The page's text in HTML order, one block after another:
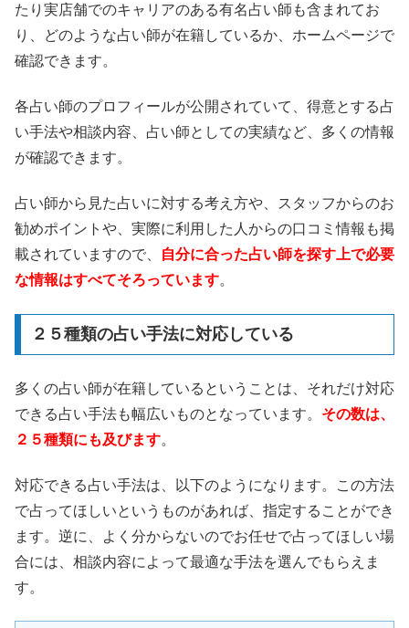
たり実店舗でのキャリアのある有名占い師も含まれてお
り、どのような占い師が在籍しているか、ホームページで
確認できます。
各占い師のプロフィールが公開されていて、得意とする占
い手法や相談内容、占い師としての実績など、多くの情報
が確認できます。
占い師から見た占いに対する考え方や、スタッフからのお
勧めポイントや、実際に利用した人からの口コミ情報も掲
載されていますので、
自分に合った占い師を探す上で必要
な情報はすべてそろっています。
２５種類の占い手法に対応している
多くの占い師が在籍しているということは、それだけ対応
できる占い手法も幅広いものとなっています。 その数は、
２５種類にも及びます。
対応できる占い手法は、以下のようになります。この方法
で占ってほしいというものがあれば、指定することができ
ます。逆に、よく分からないのでお任せで占ってほしい場
合には、相談内容によって最適な手法を選んでもらえま
す。